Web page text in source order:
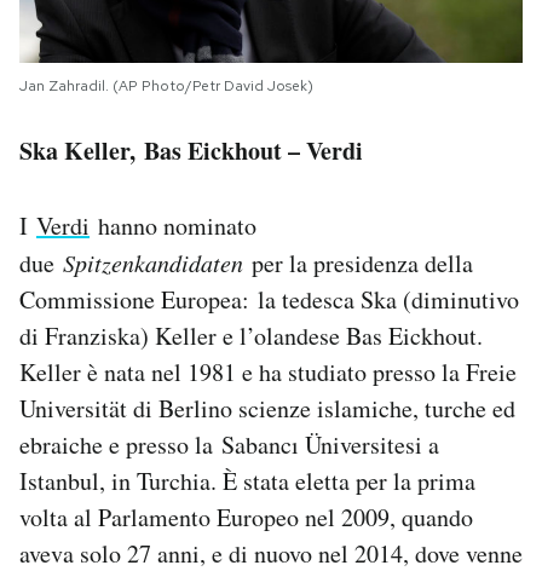
Jan Zahradil. (AP Photo/Petr David Josek)
Ska Keller, Bas Eickhout – Verdi
I Verdi hanno nominato
due Spitzenkandidaten per la presidenza della
Commissione Europea: la tedesca Ska (diminutivo
di Franziska) Keller e l’olandese Bas Eickhout.
Keller è nata nel 1981 e ha studiato presso la Freie
Universität di Berlino scienze islamiche, turche ed
ebraiche e presso la Sabancı Üniversitesi a
Istanbul, in Turchia. È stata eletta per la prima
volta al Parlamento Europeo nel 2009, quando
aveva solo 27 anni, e di nuovo nel 2014, dove venne